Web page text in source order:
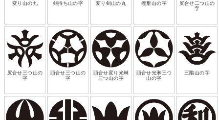
変り山の丸 剣持ち山の字 変り剣山の丸 撥形山の字
尻合せ二つ山の
字
尻合せ三つ山の
字
頭合せ三つ山の
字
頭合せ変り光琳
三つ山の字
頭合せ光琳三つ
山の字
三階山の字